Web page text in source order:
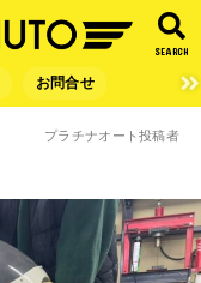
SEARCH
お問合せ
プラチナオート投稿者